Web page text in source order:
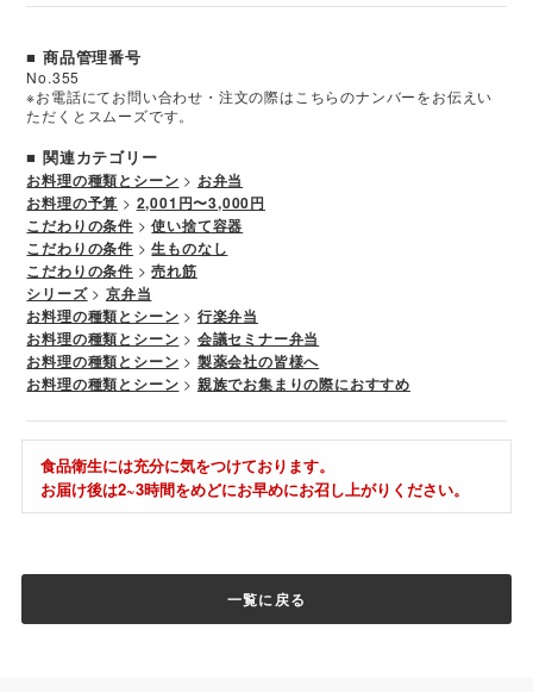
■ 商品管理番号
No.355
※お電話にてお問い合わせ・注文の際はこちらのナンバーをお伝えい
ただくとスムーズです。
■ 関連カテゴリー
お料理の種類とシーン > お弁当
お料理の予算 > 2,001円〜3,000円
こだわりの条件 >使い捨て容器
こだわりの条件 >生ものなし
こだわりの条件 >売れ筋
シリーズ>京弁当
お料理の種類とシーン > 行楽弁当
お料理の種類とシーン > 会議セミナー弁当
お料理の種類とシーン > 製薬会社の皆様へ
お料理の種類とシーン > 親族でお集まりの際におすすめ
食品衛生には充分に気をつけております。
お届け後は2~3時間をめどにお早めにお召し上がりください。
一覧に戻る